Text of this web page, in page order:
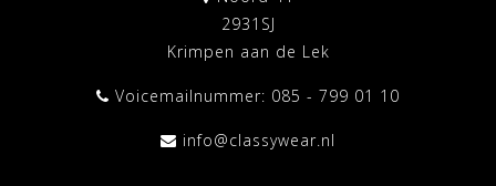
2931SJ
Krimpen aan de Lek
Voicemailnummer: 085 - 799 01 10
info@classywear.nl